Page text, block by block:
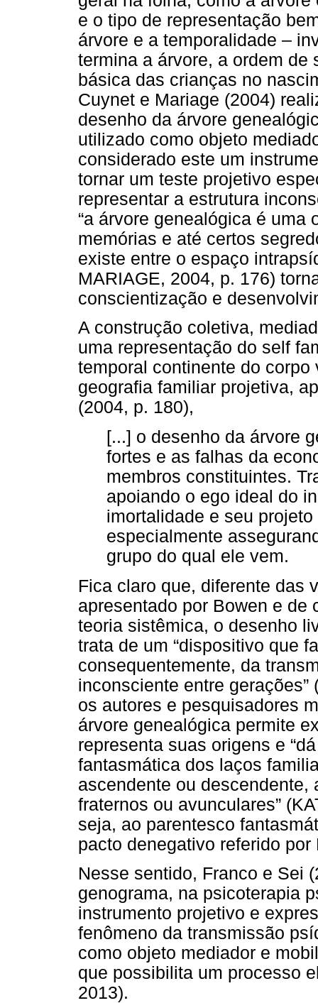
e o tipo de representação
árvore e a temporalidade –
termina a árvore, a ordem
básica das crianças no
Cuynet e Mariage (2004)
desenho da árvore
utilizado como objeto
considerado este um
tornar um teste projetivo
representar a estrutura
“a árvore genealógica é uma
memórias e até certos
existe entre o espaço
MARIAGE, 2004, p. 176)
conscientização e
A construção coletiva,
uma representação do self
temporal continente do
geografia familiar projetiva,
(2004, p. 180),
[...] o desenho da árvore
fortes e as falhas da
membros constituintes.
apoiando o ego ideal do
imortalidade e seu
especialmente
grupo do qual ele vem.
Fica claro que, diferente das
apresentado por Bowen e de
teoria sistêmica, o desenho
trata de um “dispositivo que
consequentemente, da
inconsciente entre gerações”
os autores e pesquisadores
árvore genealógica permite
representa suas origens e
fantasmática dos laços
ascendente ou
fraternos ou avunculares”
seja, ao parentesco
pacto denegativo referido por
Nesse sentido, Franco e Sei
genograma, na psicoterapia
instrumento projetivo e
fenômeno da transmissão
como objeto mediador e
que possibilita um processo
2013).